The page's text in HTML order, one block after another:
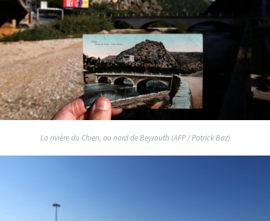
La rivière du Chien, au nord de Beyrouth (AFP / Patrick Baz)